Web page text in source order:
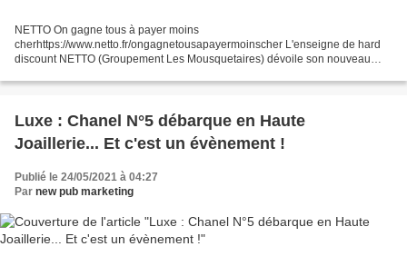
NETTO On gagne tous à payer moins
cherhttps://www.netto.fr/ongagnetousapayermoinscher L'enseigne de hard
discount NETTO (Groupement Les Mousquetaires) dévoile son nouveau
signature :...
Luxe : Chanel N°5 débarque en Haute
Joaillerie... Et c'est un évènement !
Publié le 24/05/2021 à 04:27
Par new pub marketing